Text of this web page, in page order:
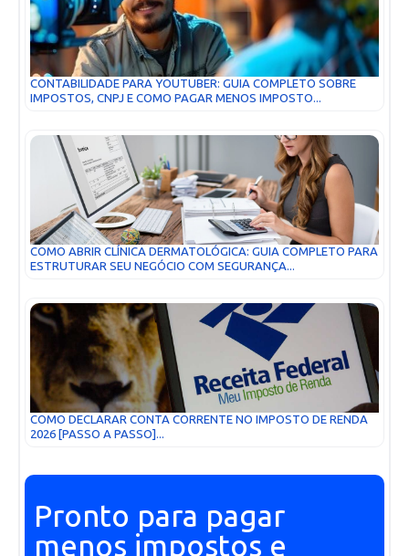
CONTABILIDADE PARA YOUTUBER: GUIA COMPLETO SOBRE
IMPOSTOS, CNPJ E COMO PAGAR MENOS IMPOSTO...
COMO ABRIR CLÍNICA DERMATOLÓGICA: GUIA COMPLETO PARA
ESTRUTURAR SEU NEGÓCIO COM SEGURANÇA...
COMO DECLARAR CONTA CORRENTE NO IMPOSTO DE RENDA
2026 [PASSO A PASSO]...
Pronto para pagar
menos impostos e